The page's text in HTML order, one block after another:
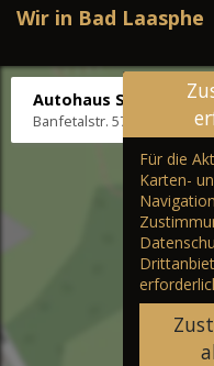
Wir in Bad Laasphe
Autohaus Stenger
Banfetalstr. 57, 57334 Bad
Für die
Karten-